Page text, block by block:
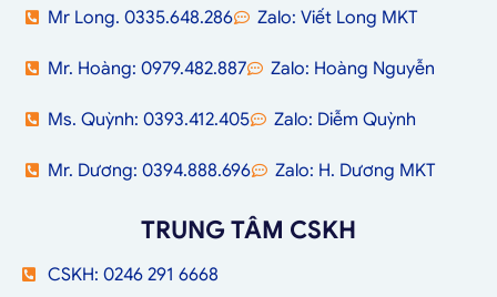
Mr Long. 0335.648.286 Zalo: Viết Long MKT
Mr. Hoàng: 0979.482.887 Zalo: Hoàng Nguyễn
Ms. Quỳnh: 0393.412.405 Zalo: Diễm Quỳnh
Mr. Dương: 0394.888.696 Zalo: H. Dương MKT
TRUNG TÂM CSKH
CSKH: 0246 291 6668